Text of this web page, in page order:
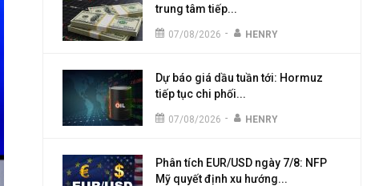
trung tâm tiếp...
07/08/2026 - HENRY
Dự báo giá dầu tuần tới: Hormuz
tiếp tục chi phối...
07/08/2026 - HENRY
Phân tích EUR/USD ngày 7/8: NFP
Mỹ quyết định xu hướng...